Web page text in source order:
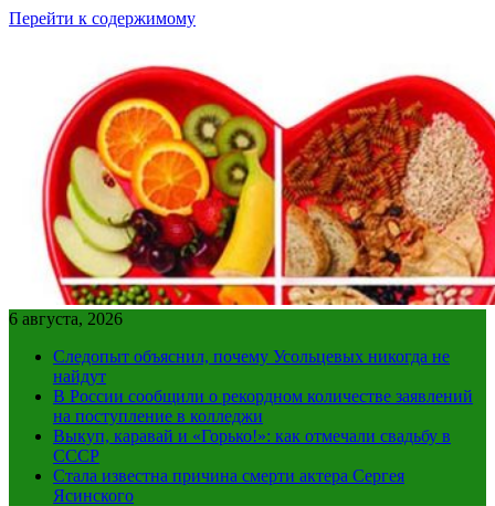
Перейти к содержимому
6 августа, 2026
Следопыт объяснил, почему Усольцевых никогда не
найдут
В России сообщили о рекордном количестве заявлений
на поступление в колледжи
Выкуп, каравай и «Горько!»: как отмечали свадьбу в
СССР
Стала известна причина смерти актера Сергея
Ясинского